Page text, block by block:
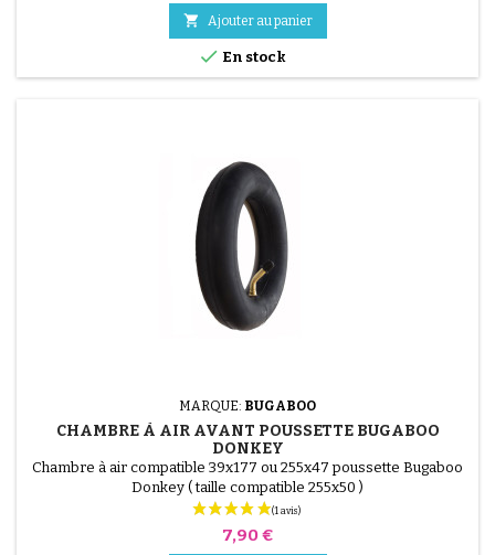
(3 avis)
 Ajouter au panier
 En stock
MARQUE: BUGABOO
CHAMBRE À AIR AVANT POUSSETTE BUGABOO
DONKEY
Chambre à air compatible 39x177 ou 255x47 poussette Bugaboo
Donkey ( taille compatible 255x50 )
Prix
7,90 €